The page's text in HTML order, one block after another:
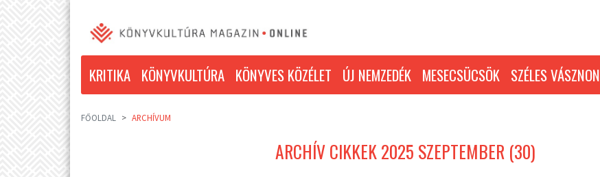
KRITIKA KÖNYVKULTÚRA KÖNYVES KÖZÉLET ÚJ NEMZEDÉK MESECSÜCSÖK SZÉLES VÁSZNON
FŐOLDAL ARCHÍVUM
ARCHÍV CIKKEK 2025 SZEPTEMBER (30)